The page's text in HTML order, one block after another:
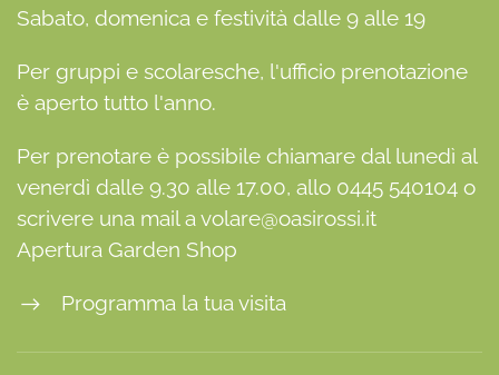
Sabato, domenica e festività dalle 9 alle 19
Per gruppi e scolaresche, l'ufficio prenotazione
è aperto tutto l'anno.
Per prenotare è possibile chiamare dal lunedì al
venerdì dalle 9.30 alle 17.00, allo 0445 540104 o
scrivere una mail a volare@oasirossi.it
Apertura Garden Shop
Programma la tua visita